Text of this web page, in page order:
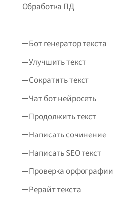
Обработка ПД
Бот генератор текста
Улучшить текст
Сократить текст
Чат бот нейросеть
Продолжить текст
Написать сочинение
Написать SEO текст
Проверка орфографии
Рерайт текста